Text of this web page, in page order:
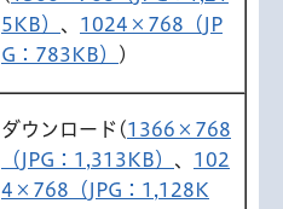
5KB） 、 1024×768（JP
G：783KB）
)
ダウンロード(1366×768
（JPG：1,313KB） 、 102
4×768（JPG：1,128K